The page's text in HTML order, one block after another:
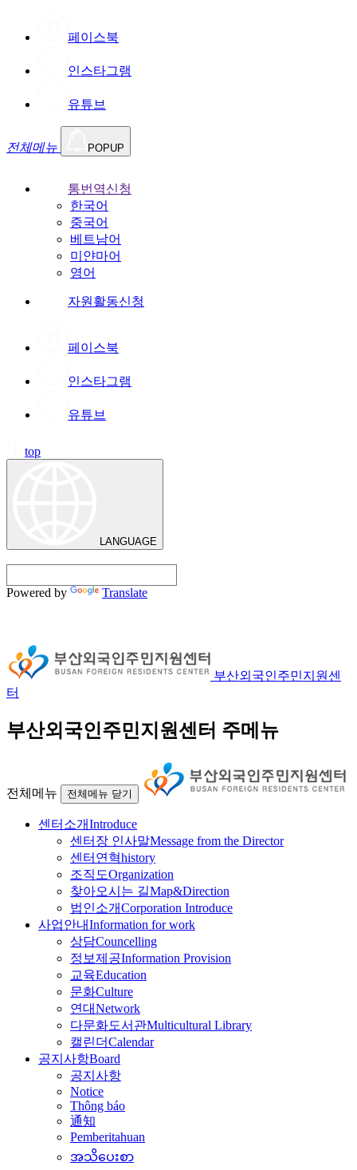
페이스북
인스타그램
유튜브
전체메뉴 POPUP
통번역신청
한국어
중국어
베트남어
미얀마어
영어
자원활동신청
페이스북
인스타그램
유튜브
top
LANGUAGE
Powered by Translate
부산외국인주민지원센
터
부산외국인주민지원센터 주메뉴
전체메뉴 전체메뉴 닫기
센터소개Introduce
센터장 인사말Message from the Director
센터연혁history
조직도Organization
찾아오시는 길Map&Direction
법인소개Corporation Introduce
사업안내Information for work
상담Councelling
정보제공Information Provision
교육Education
문화Culture
연대Network
다문화도서관Multicultural Library
캘린더Calendar
공지사항Board
공지사항
Notice
Thông báo
通知
Pemberitahuan
အသိပေးစာ